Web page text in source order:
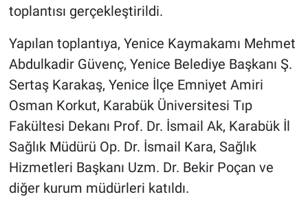
toplantısı gerçekleştirildi.
Yapılan toplantıya, Yenice Kaymakamı Mehmet
Abdulkadir Güvenç, Yenice Belediye Başkanı Ş.
Sertaş Karakaş, Yenice İlçe Emniyet Amiri
Osman Korkut, Karabük Üniversitesi Tıp
Fakültesi Dekanı Prof. Dr. İsmail Ak, Karabük İl
Sağlık Müdürü Op. Dr. İsmail Kara, Sağlık
Hizmetleri Başkanı Uzm. Dr. Bekir Poçan ve
diğer kurum müdürleri katıldı.